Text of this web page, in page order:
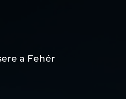
a Fehér